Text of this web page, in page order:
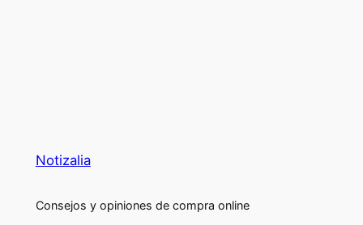
Notizalia
Consejos y opiniones de compra online